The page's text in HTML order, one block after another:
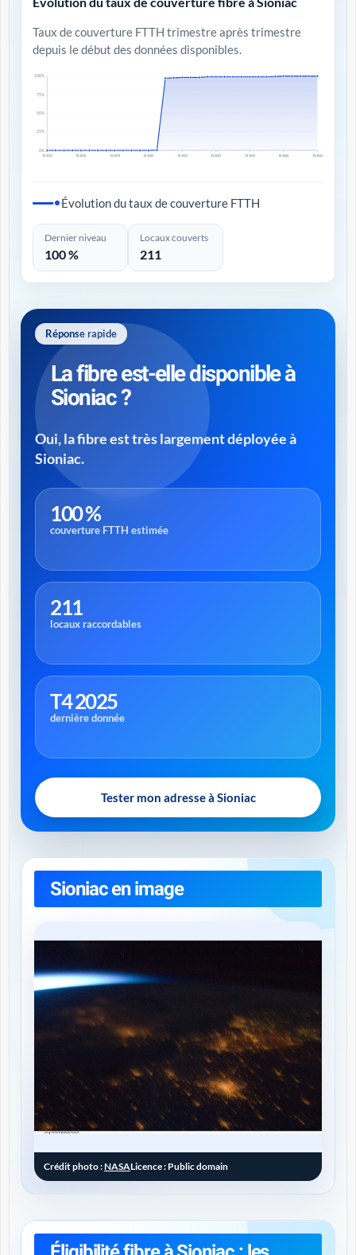
Taux de couverture FTTH trimestre après trimestre
depuis le début des données disponibles.
0%
25%
50%
75%
100%
T4 2017 T4 2018 T4 2019 T4 2020 T4 2021 T4 2022 T4 2023 T4 2024 T4 2025
Évolution du taux de couverture FTTH
Dernier niveau
100 %
Locaux couverts
211
Réponse rapide
La fibre est-elle disponible à
Sioniac ?
Oui, la fibre est très largement déployée à
Sioniac.
100 %
couverture FTTH estimée
211
locaux raccordables
T4 2025
dernière donnée
Tester mon adresse à Sioniac
Sioniac en image
Crédit photo :NASA Licence : Public domain